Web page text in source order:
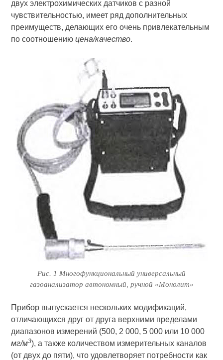
двух электрохимических датчиков с разной
чувствительностью, имеет ряд дополнительных
преимуществ, делающих его очень привлекательным
по соотношениюцена/качество.
Рис. 1 Многофункциональный универсальный
газоанализатор автономный, ручной «Монолит»
Прибор выпускается нескольких модификаций,
отличающихся друг от друга верхними пределами
диапазонов измерений (500, 2 000, 5 000 или 10 000
мг/м3), а также количеством измерительных каналов
(от двух до пяти), что удовлетворяет потребности как